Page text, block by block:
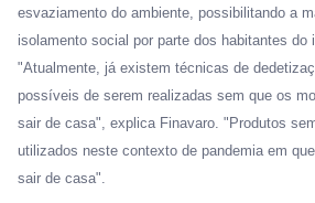
esvaziamento do ambiente, possibilitando a
isolamento social por parte dos habitantes do
"Atualmente, já existem técnicas de
possíveis de serem realizadas sem que os
sair de casa", explica Finavaro. "Produtos
utilizados neste contexto de pandemia em
sair de casa".